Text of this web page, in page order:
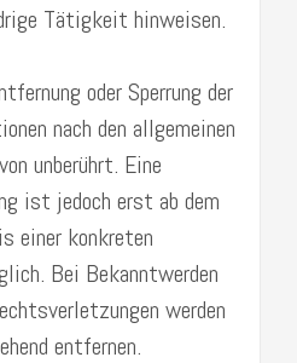
Tätigkeit hinweisen.
oder Sperrung der
nach den allgemeinen
unberührt. Eine
ist jedoch erst ab dem
einer konkreten
Bei Bekanntwerden
werden
entfernen.